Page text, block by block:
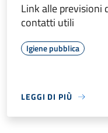
Link alle previsioni
contatti utili
Igiene pubblica
LEGGI DI PIÙ